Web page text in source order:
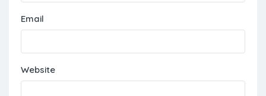
Email
Website